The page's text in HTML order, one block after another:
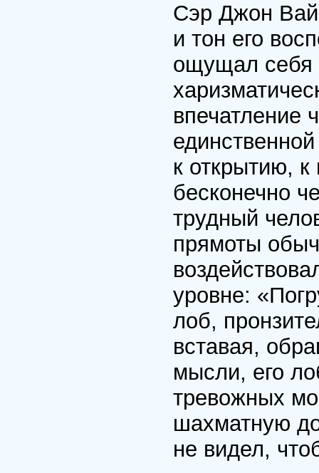
Сэр Джон
и тон его
ощущал себя
впечатление
к открытию,
бесконечно
трудный
прямоты
уровне:
лоб,
вставая,
мысли, его
тревожных
шахматную
не видел,